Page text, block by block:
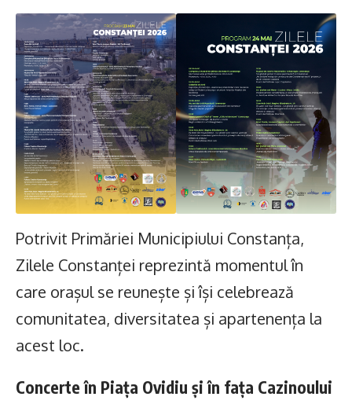
Potrivit Primăriei Municipiului Constanța,
Zilele Constanței reprezintă momentul în
care orașul se reunește și își celebrează
comunitatea, diversitatea și apartenența la
acest loc.
Concerte în Piața Ovidiu și în fața Cazinoului